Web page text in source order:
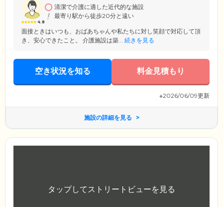
い」をテーマに、いつまでも自分らしく健やかに生活を送っていただけ
るよう支援いたします。
4.8
清潔で介護に適した近代的な施設
最寄り駅から徒歩20分と遠い
面接ときはいつも、おばあちゃんや私たちに対し笑顔で対応して頂
き、安心できたこと。 介護施設は築... 続きを見る
空き状況を知る 料金見積もり
※2026/06/09更新
施設の詳細を見る